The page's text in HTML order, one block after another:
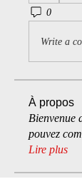
0
Write a
À propos
Bienvenue
pouvez
Lire plus